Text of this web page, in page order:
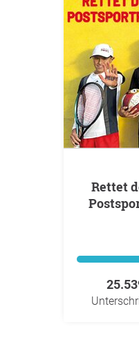
Rettet den Post SV Wien und den